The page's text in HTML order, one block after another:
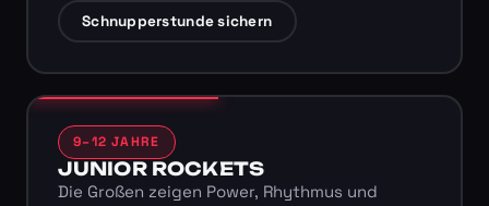
Schnupperstunde sichern
9–12 JAHRE
JUNIOR ROCKETS
Die Großen zeigen Power, Rhythmus und